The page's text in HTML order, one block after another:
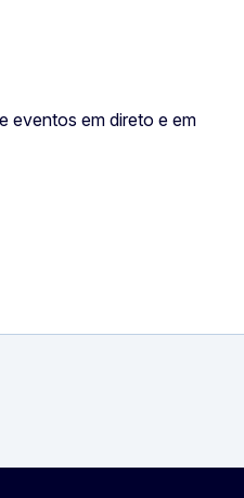
eventos em direto e em